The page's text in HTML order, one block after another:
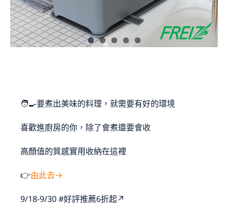
🧑‍🍳要煮出美味的料理，就需要有好的環境
喜歡進廚房的你，除了會煮還要會收
高顏值的質感實用收納在這裡
👉由此去→
9/18-9/30 #好評推薦6折起↗